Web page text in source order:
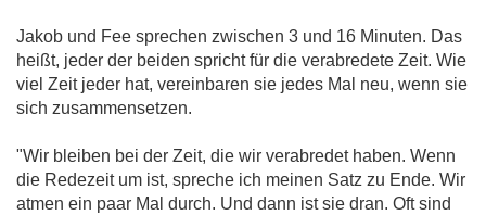
Jakob und Fee sprechen zwischen 3 und 16 Minuten. Das
heißt, jeder der beiden spricht für die verabredete Zeit. Wie
viel Zeit jeder hat, vereinbaren sie jedes Mal neu, wenn sie
sich zusammensetzen.
"Wir bleiben bei der Zeit, die wir verabredet haben. Wenn
die Redezeit um ist, spreche ich meinen Satz zu Ende. Wir
atmen ein paar Mal durch. Und dann ist sie dran. Oft sind